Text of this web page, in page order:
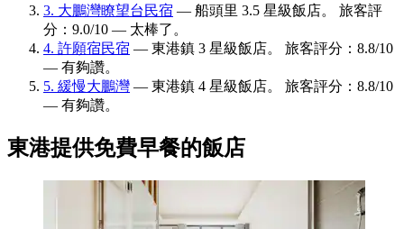
3. 大鵬灣瞭望台民宿 — 船頭里 3.5 星級飯店。 旅客評
分：9.0/10 — 太棒了。
4. 許願宿民宿 — 東港鎮 3 星級飯店。 旅客評分：8.8/10
— 有夠讚。
5. 緩慢大鵬灣 — 東港鎮 4 星級飯店。 旅客評分：8.8/10
— 有夠讚。
東港提供免費早餐的飯店